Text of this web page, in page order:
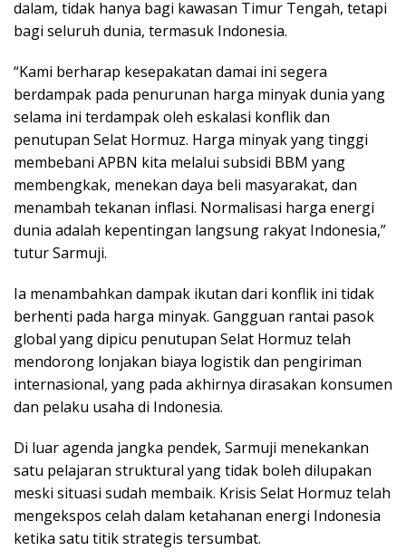
dalam, tidak hanya bagi kawasan Timur Tengah, tetapi
bagi seluruh dunia, termasuk Indonesia.
“Kami berharap kesepakatan damai ini segera
berdampak pada penurunan harga minyak dunia yang
selama ini terdampak oleh eskalasi konflik dan
penutupan Selat Hormuz. Harga minyak yang tinggi
membebani APBN kita melalui subsidi BBM yang
membengkak, menekan daya beli masyarakat, dan
menambah tekanan inflasi. Normalisasi harga energi
dunia adalah kepentingan langsung rakyat Indonesia,”
tutur Sarmuji.
Ia menambahkan dampak ikutan dari konflik ini tidak
berhenti pada harga minyak. Gangguan rantai pasok
global yang dipicu penutupan Selat Hormuz telah
mendorong lonjakan biaya logistik dan pengiriman
internasional, yang pada akhirnya dirasakan konsumen
dan pelaku usaha di Indonesia.
Di luar agenda jangka pendek, Sarmuji menekankan
satu pelajaran struktural yang tidak boleh dilupakan
meski situasi sudah membaik. Krisis Selat Hormuz telah
mengekspos celah dalam ketahanan energi Indonesia
ketika satu titik strategis tersumbat.